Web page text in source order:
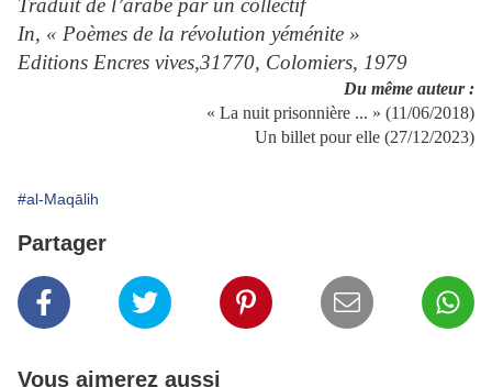
Traduit de l’arabe par un collectif
In, « Poèmes de la révolution yéménite »
Editions Encres vives,31770, Colomiers, 1979
Du même auteur:
« La nuit prisonnière ... » (11/06/2018)
Un billet pour elle (27/12/2023)
#al-Maqālih
Partager
Vous aimerez aussi